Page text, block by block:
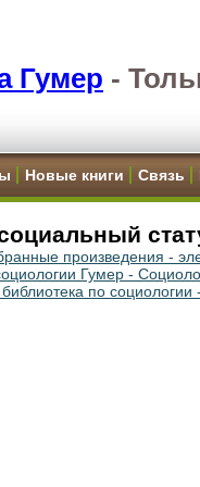
Гумер -
Новые книги Связь
произведения -
Гумер -
по социологии